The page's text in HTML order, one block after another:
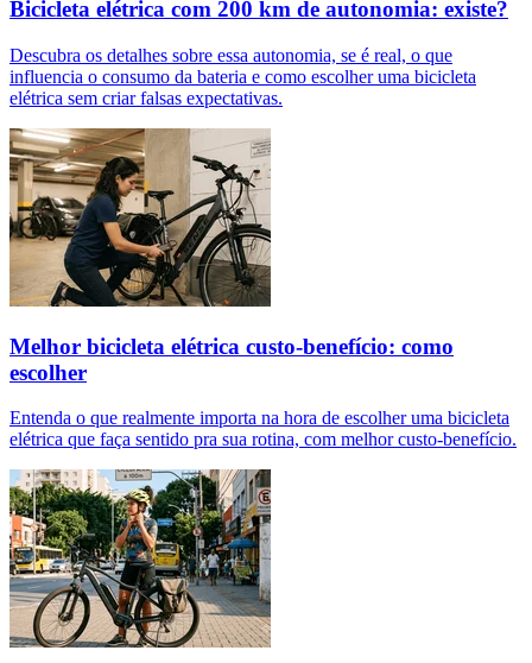
Bicicleta elétrica com 200 km de autonomia: existe?
Descubra os detalhes sobre essa autonomia, se é real, o que
influencia o consumo da bateria e como escolher uma bicicleta
elétrica sem criar falsas expectativas.
Melhor bicicleta elétrica custo-benefício: como
escolher
Entenda o que realmente importa na hora de escolher uma bicicleta
elétrica que faça sentido pra sua rotina, com melhor custo-benefício.